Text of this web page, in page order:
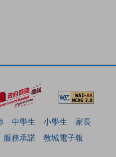
中學生 小學生
家長
服務承諾 教城電子報